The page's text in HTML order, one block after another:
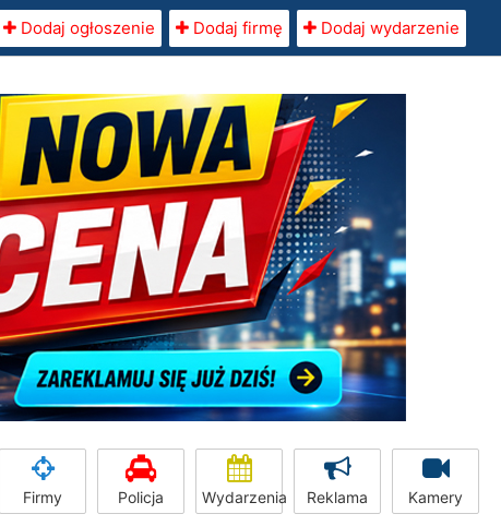
Dodaj ogłoszenie Dodaj firmę Dodaj wydarzenie
Firmy Policja Wydarzenia Reklama Kamery